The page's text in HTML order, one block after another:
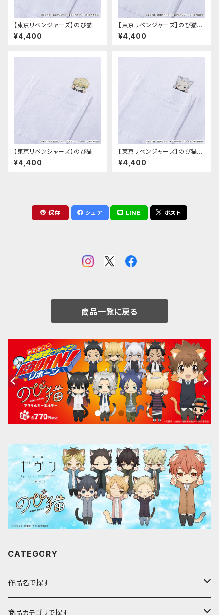
【東京リベンジャーズ】のび猫T
シャツ（龍宮寺 堅）
¥4,400
【東京リベンジャーズ】のび猫T
シャツ（場地 圭介）
¥4,400
【東京リベンジャーズ】のび猫T
シャツ（松野 千冬）
¥4,400
【東京リベンジャーズ】のび猫T
シャツ（三ツ谷 隆）
¥4,400
保存 シェア LINE ポスト
商品一覧に戻る
CATEGORY
作品名で探す
ア行
商品カテゴリで探す